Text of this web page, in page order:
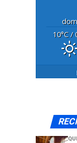
dom
10°C/